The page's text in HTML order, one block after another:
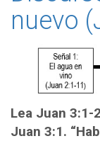
nuevo
Lea Juan 3:1-
Juan 3:1.